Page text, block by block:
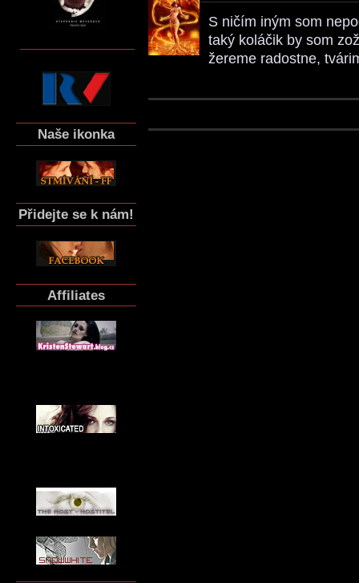
Naše ikonka
Přidejte se k nám!
Affiliates
S ničím iným som
taký koláčik by som
žereme radostne,